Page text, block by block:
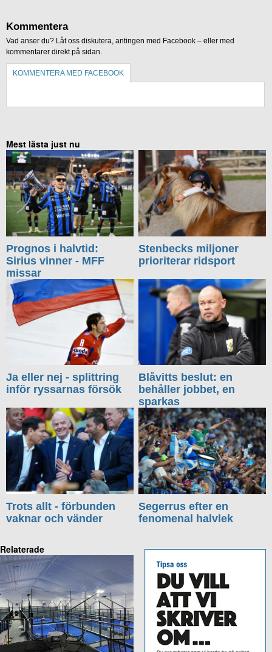
Kommentera
Vad anser du? Låt oss diskutera, antingen med Facebook – eller med
kommentarer direkt på sidan.
KOMMENTERA MED FACEBOOK
Mest lästa just nu
Prognos i halvtid:
Sirius vinner - MFF
missar
Stenbecks miljoner
prioriterar ridsport
Ja eller nej - splittring
inför ryssarnas försök
Blåvitts beslut: en
behåller jobbet, en
sparkas
Trots allt - förbunden
vaknar och vänder
Segerrus efter en
fenomenal halvlek
Relaterade